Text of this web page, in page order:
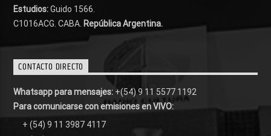
Estudios:Guido 1566.
C1016ACG . CABA. República Argentina.
CONTACTO DIRECTO
Whatsapp para mensajes: +(54) 9 11 5577 1192
Para comunicarse con emisiones en VIVO:
+ (54) 9 11 3987 4117